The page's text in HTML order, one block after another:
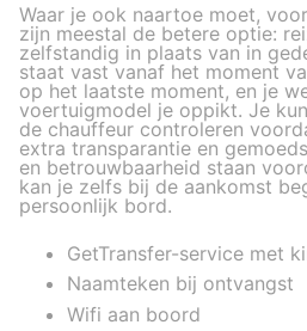
Waar je ook naartoe moet,
zijn meestal de betere optie:
zelfstandig in plaats van in
staat vast vanaf het moment
op het laatste moment, en je
voertuigmodel je oppikt. Je
de chauffeur controleren
extra transparantie en
en betrouwbaarheid staan
kan je zelfs bij de aankomst
persoonlijk bord.
GetTransfer-service met
Naamteken bij ontvangst
Wifi aan boord